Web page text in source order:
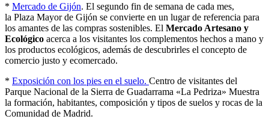
* Mercado de Gijón. El segundo fin de semana de cada mes,
la Plaza Mayor de Gijón se convierte en un lugar de referencia para
los amantes de las compras sostenibles. El Mercado Artesano y
Ecológico acerca a los visitantes los complementos hechos a mano y
los productos ecológicos, además de descubrirles el concepto de
comercio justo y ecomercado.
* Exposición con los pies en el suelo. Centro de visitantes del
Parque Nacional de la Sierra de Guadarrama «La Pedriza» Muestra
la formación, habitantes, composición y tipos de suelos y rocas de la
Comunidad de Madrid.